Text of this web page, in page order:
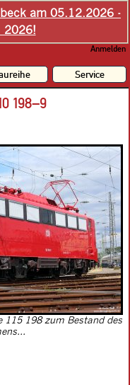
am 05.12.2026 -
2026!
Anmelden
Service
198–9
115 198 zum Bestand des